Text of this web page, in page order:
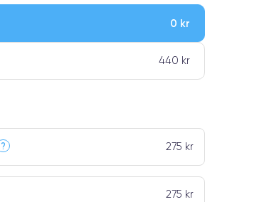
0 kr
440 kr
? 275 kr
275 kr